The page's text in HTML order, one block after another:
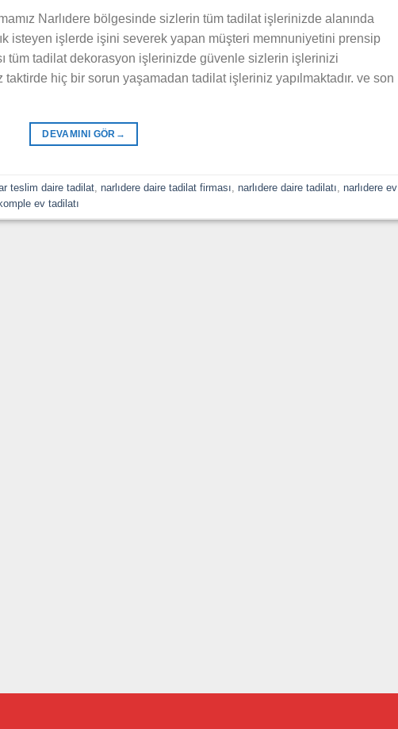
Narlıdere bölgesinde sizlerin tüm tadilat işlerinizde alanında
isteyen işlerde işini severek yapan müşteri memnuniyetini prensip
tüm tadilat dekorasyon işlerinizde güvenle sizlerin işlerinizi
taktirde hiç bir sorun yaşamadan tadilat işleriniz yapılmaktadır. ve son
DEVAMINI GÖR →
teslim daire tadilat,narlıdere daire tadilat firması,narlıdere daire tadilatı,narlıdere ev
ev tadilatı